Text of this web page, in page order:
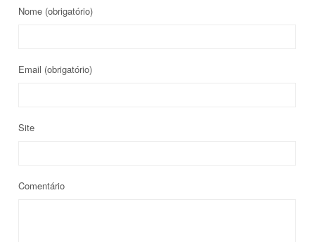
Nome (obrigatório)
Email (obrigatório)
Site
Comentário